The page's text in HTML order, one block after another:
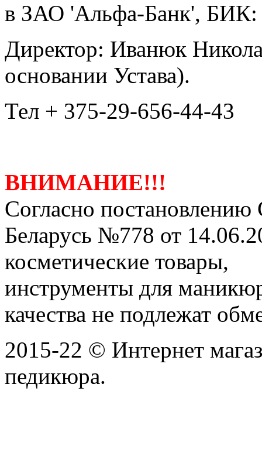
в ЗАО 'Альфа-Банк',
Директор: Иванюк
основании Устава).
Тел + 375-29-656-44-43
ВНИМАНИЕ!!!
Согласно
Беларусь №778 от
косметические товары,
инструменты для
качества не подлежат
2015-22 © Интернет
педикюра.